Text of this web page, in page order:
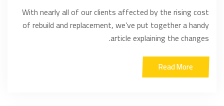
With nearly all of our clients affected by the rising cost
of rebuild and replacement, we’ve put together a handy
article explaining the changes.
Read More